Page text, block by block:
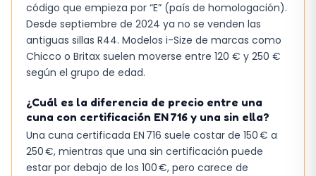
código que empieza por “E” (país de homologación).
Desde septiembre de 2024 ya no se venden las
antiguas sillas R44. Modelos i-Size de marcas como
Chicco o Britax suelen moverse entre 120 € y 250 €
según el grupo de edad.
¿Cuál es la diferencia de precio entre una
cuna con certificación EN 716 y una sin ella?
Una cuna certificada EN 716 suele costar de 150 € a
250 €, mientras que una sin certificación puede
estar por debajo de los 100 €, pero carece de